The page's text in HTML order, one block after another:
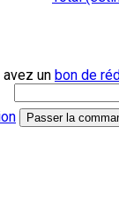
un bon de
Passer la